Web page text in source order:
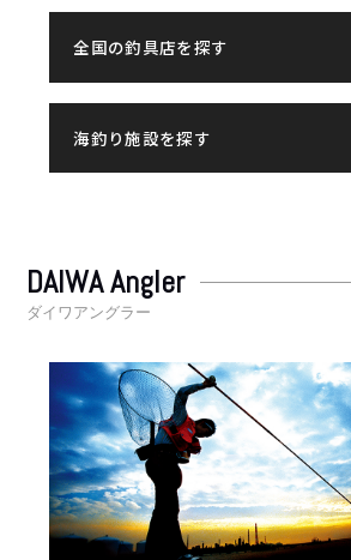
全国の釣具店を探す
海釣り施設を探す
DAIWA Angler
ダイワアングラー